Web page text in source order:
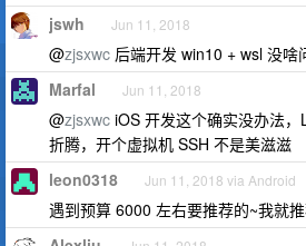
jswh Jun 11, 2018
@zjsxwc 后端开发 win10 + wsl 没啥
Marfal Jun 11, 2018
@zjsxwc iOS 开发这个确实没办法
折腾，开个虚拟机 SSH 不是美滋滋
leon0318 Jun 11, 2018 via Android
遇到预算 6000 左右要推荐的~我就